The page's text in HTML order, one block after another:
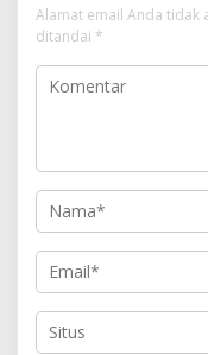
Alamat email Anda tidak
ditandai *